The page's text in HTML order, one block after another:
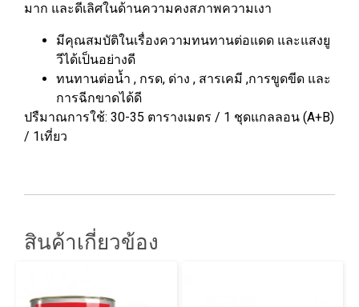
มาก และดีเลิศในด้านความคงสภาพความเงา
มีคุณสมบัติในเรื่องความทนทานต่อแดด และแสงยู
วีได้เป็นอย่างดี
ทนทานต่อน้ำ , กรด, ด่าง , สารเคมี ,การขูดขีด และ
การฉีกขาดได้ดี
ปรืมาณการใช้: 30-35 ตารางเมตร / 1 ชุดแกลลอน (A+B)
/ 1เที่ยว
สินค้าเกี่ยวข้อง